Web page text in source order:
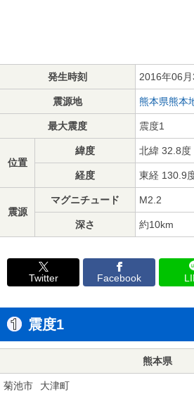
発生時刻 2016年06
震源地 熊本県熊本
最大震度 震度1
位置
緯度 北緯 32.8度
経度 東経 130.9
震源
マグニチュード M2.2
深さ 約10km
Twitter Facebook
震度1
熊本県
菊池市 大津町